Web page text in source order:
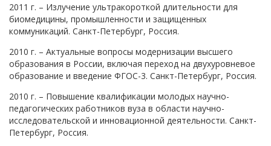
2011 г. – Излучение ультракороткой длительности для
биомедицины, промышленности и защищенных
коммуникаций. Санкт-Петербург, Россия.
2010 г. – Актуальные вопросы модернизации высшего
образования в России, включая переход на двухуровневое
образование и введение ФГОС-3. Санкт-Петербург, Россия.
2010 г. – Повышение квалификации молодых научно-
педагогических работников вуза в области научно-
исследовательской и инновационной деятельности. Санкт-
Петербург, Россия.